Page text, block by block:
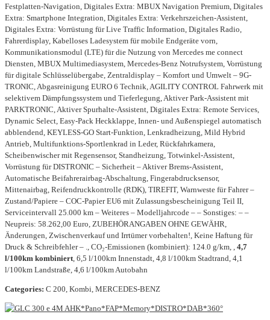
Festplatten-Navigation, Digitales Extra: MBUX Navigation Premium, Digitales
Extra: Smartphone Integration, Digitales Extra: Verkehrszeichen-Assistent,
Digitales Extra: Vorrüstung für Live Traffic Information, Digitales Radio,
Fahrerdisplay, Kabelloses Ladesystem für mobile Endgeräte vorn,
Kommunikationsmodul (LTE) für die Nutzung von Mercedes me connect
Diensten, MBUX Multimediasystem, Mercedes-Benz Notrufsystem, Vorrüstung
für digitale Schlüsselübergabe, Zentraldisplay – Komfort und Umwelt – 9G-
TRONIC, Abgasreinigung EURO 6 Technik, AGILITY CONTROL Fahrwerk mit
selektivem Dämpfungssystem und Tieferlegung, Aktiver Park-Assistent mit
PARKTRONIC, Aktiver Spurhalte-Assistent, Digitales Extra: Remote Services,
Dynamic Select, Easy-Pack Heckklappe, Innen- und Außenspiegel automatisch
abblendend, KEYLESS-GO Start-Funktion, Lenkradheizung, Mild Hybrid
Antrieb, Multifunktions-Sportlenkrad in Leder, Rückfahrkamera,
Scheibenwischer mit Regensensor, Standheizung, Totwinkel-Assistent,
Vorrüstung für DISTRONIC – Sicherheit – Aktiver Brems-Assistent,
Automatische Beifahrerairbag-Abschaltung, Fingerabdrucksensor,
Mittenairbag, Reifendruckkontrolle (RDK), TIREFIT, Warnweste für Fahrer –
Zustand/Papiere – COC-Papier EU6 mit Zulassungsbescheinigung Teil II,
Serviceintervall 25.000 km – Weiteres – Modelljahrcode – – Sonstiges: – –
Neupreis: 58.262,00 Euro, ZUBEHÖRANGABEN OHNE GEWÄHR,
Änderungen, Zwischenverkauf und Irrtümer vorbehalten!, Keine Haftung für
Druck & Schreibfehler – ., CO₂-Emissionen (kombiniert): 124.0 g/km, , 4,7
l/100km kombiniert , 6,5 l/100km Innenstadt, 4,8 l/100km Stadtrand, 4,1
l/100km Landstraße, 4,6 l/100km Autobahn
Categories: C 200, Kombi, MERCEDES-BENZ